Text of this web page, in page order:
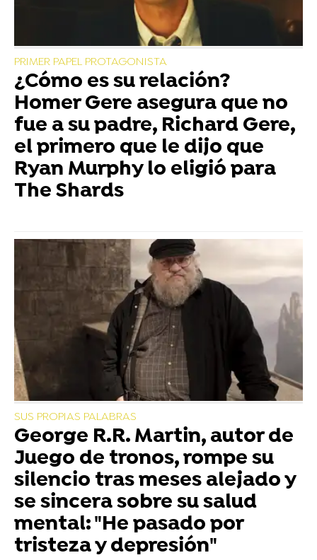
PRIMER PAPEL PROTAGONISTA
¿Cómo es su relación?
Homer Gere asegura que no
fue a su padre, Richard Gere,
el primero que le dijo que
Ryan Murphy lo eligió para
The Shards
SUS PROPIAS PALABRAS
George R.R. Martin, autor de
Juego de tronos, rompe su
silencio tras meses alejado y
se sincera sobre su salud
mental: "He pasado por
tristeza y depresión"